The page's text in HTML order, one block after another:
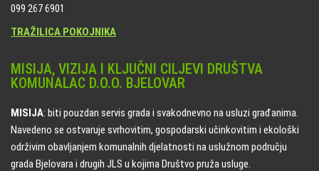
099 267 6901
TRAŽILICA POKOJNIKA
MISIJA, VIZIJA I KLJUČNI CILJEVI DRUŠTVA
KOMUNALAC D.O.O. BJELOVAR
MISIJA: biti pouzdan servis grada i svakodnevno na usluzi građanima.
Navedeno se ostvaruje svrhovitim, gospodarski učinkovitim i ekološki
održivim obavljanjem komunalnih djelatnosti na uslužnom području
grada Bjelovara i drugih JLS u kojima Društvo pruža usluge.